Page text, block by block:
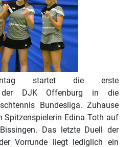
startet die erste
der DJK Offenburg in die
Bundesliga. Zuhause
Spitzenspielerin Edina Toth auf
Das letzte Duell der
Vorrunde liegt lediglich ein